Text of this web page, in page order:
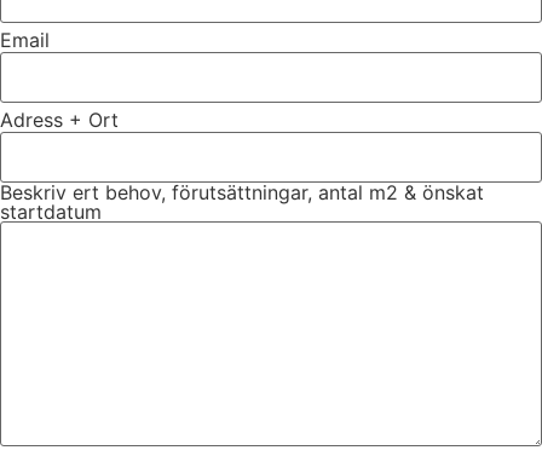
Email
Adress + Ort
Beskriv ert behov, förutsättningar, antal m2 & önskat
startdatum